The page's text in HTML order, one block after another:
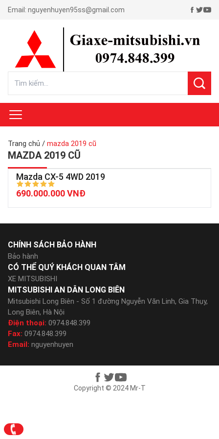
Email: nguyenhuyen95ss@gmail.com
Trang chủ / mazda 2019 cũ
MAZDA 2019 CŨ
Mazda CX-5 4WD 2019
690.000.000 VNĐ
MITSUBISHI AN DÂN LONG BIÊN
Mitsubishi Long Biên - Số 1 đường Nguyễn Văn Linh, Gia Thụy,
Long Biên, Hà Nội
Điện thoại: 0974.848.399
Fax: 0974.848.399
Email: nguyenhuyen
CHÍNH SÁCH BẢO HÀNH
Bảo hành
CÓ THỂ QUÝ KHÁCH QUAN TÂM
XE MITSUBISHI
Copyright © 2024 Mr-T